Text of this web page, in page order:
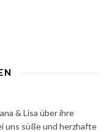
& Lisa über ihre
uns süße und herzhafte